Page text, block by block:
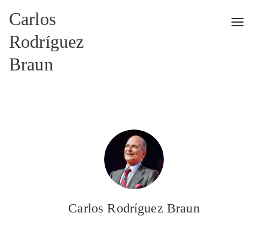
Carlos
Rodríguez
Braun
Carlos Rodríguez Braun